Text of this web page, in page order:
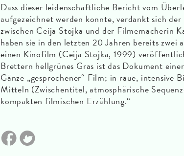
Dass dieser leidenschaftliche Bericht vom
aufgezeichnet werden konnte, verdankt sich
zwischen Ceija Stojka und der Filmemacherin
haben sie in den letzten 20 Jahren bereits zwei
einen Kinofilm (Ceija Stojka, 1999)
Brettern hellgrünes Gras ist das Dokument
Gänze „gesprochener“ Film; in raue, intensive
Mitteln (Zwischentitel, atmosphärische
kompakten filmischen Erzählung.“